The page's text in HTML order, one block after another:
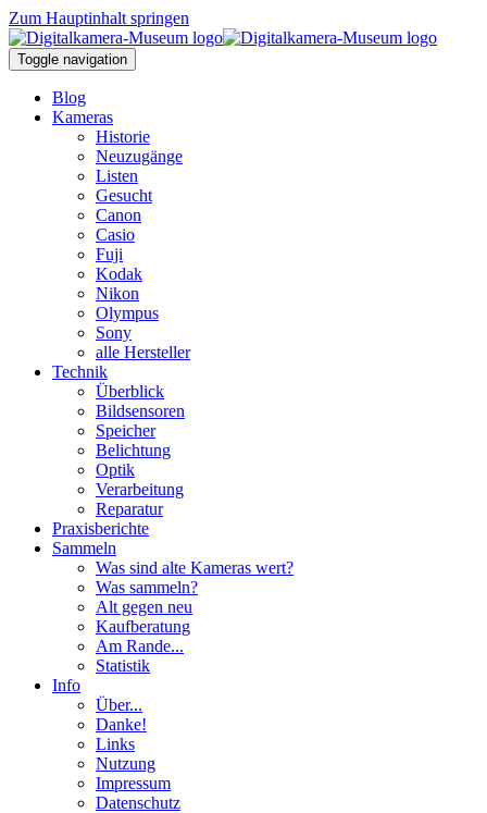
Zum Hauptinhalt springen
Toggle navigation
Blog
Kameras
Historie
Neuzugänge
Listen
Gesucht
Canon
Casio
Fuji
Kodak
Nikon
Olympus
Sony
alle Hersteller
Technik
Überblick
Bildsensoren
Speicher
Belichtung
Optik
Verarbeitung
Reparatur
Praxisberichte
Sammeln
Was sind alte Kameras wert?
Was sammeln?
Alt gegen neu
Kaufberatung
Am Rande...
Statistik
Info
Über...
Danke!
Links
Nutzung
Impressum
Datenschutz